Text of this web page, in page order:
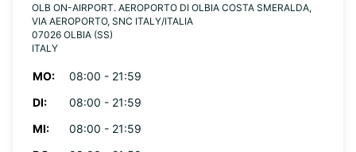
OLB ON-AIRPORT. AEROPORTO DI OLBIA COSTA SMERALDA,
VIA AEROPORTO, SNC ITALY/ITALIA
07026 OLBIA (SS)
ITALY
MO:
08:00 - 21:59
DI:
08:00 - 21:59
MI:
08:00 - 21:59